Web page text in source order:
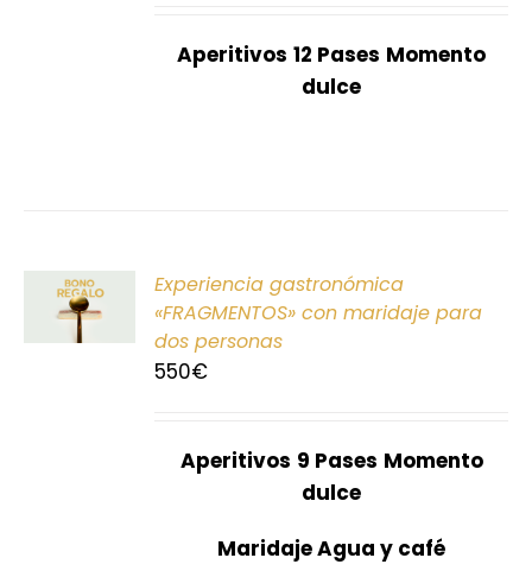
Aperitivos 12 Pases Momento
dulce
Experiencia gastronómica
«FRAGMENTOS» con maridaje para
dos personas
550€
Aperitivos 9 Pases Momento
dulce
Maridaje Agua y café